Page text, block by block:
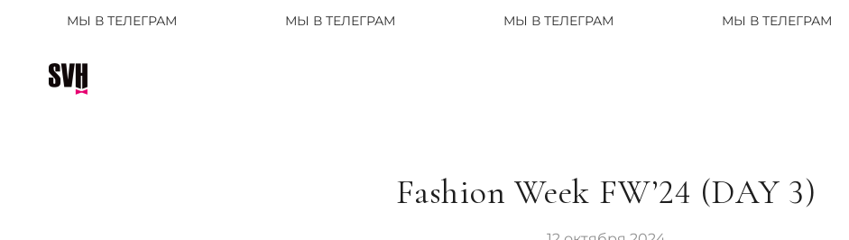
Fashion Week FW’24 (DAY 3)
В ТЕЛЕГРАМ МЫ В ТЕЛЕГРАМ МЫ В ТЕЛЕГРАМ МЫ В ТЕЛЕГРАМ